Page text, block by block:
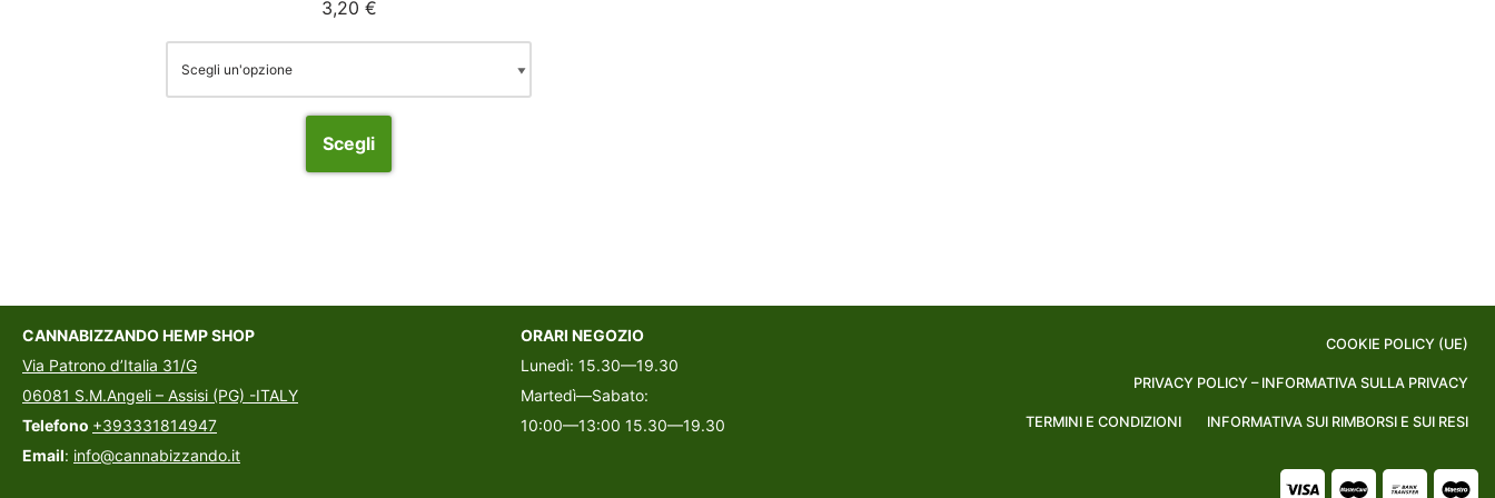
3,20 €
Scegli
CANNABIZZANDO HEMP SHOP
Via Patrono d’Italia 31/G
06081 S.M.Angeli – Assisi (PG) -ITALY
Telefono +393331814947
Email: info@cannabizzando.it
ORARI NEGOZIO
Lunedì: 15.30—19.30
Martedì—Sabato:
10:00—13:00 15.30—19.30
COOKIE POLICY (UE)
PRIVACY POLICY – INFORMATIVA SULLA PRIVACY
TERMINI E CONDIZIONI INFORMATIVA SUI RIMBORSI E SUI RESI